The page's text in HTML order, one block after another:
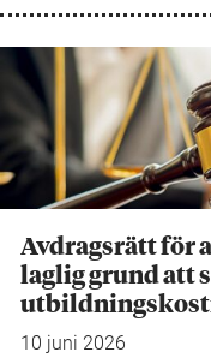
Avdragsrätt för
laglig grund att
10 juni 2026